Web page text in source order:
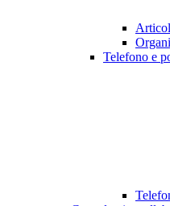
Telefono e